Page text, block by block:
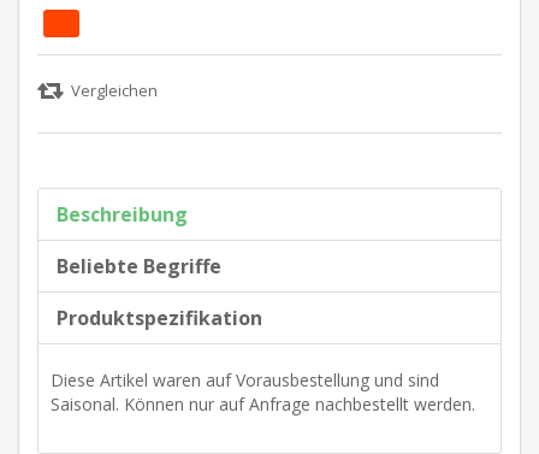
Beschreibung
Beliebte Begriffe
Produktspezifikation
Diese Artikel waren auf Vorausbestellung und sind
Saisonal. Können nur auf Anfrage nachbestellt werden.